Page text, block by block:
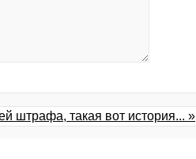
штрафа, такая вот история... »